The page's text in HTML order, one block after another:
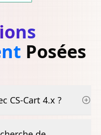
Posées
CS-Cart 4.x ?